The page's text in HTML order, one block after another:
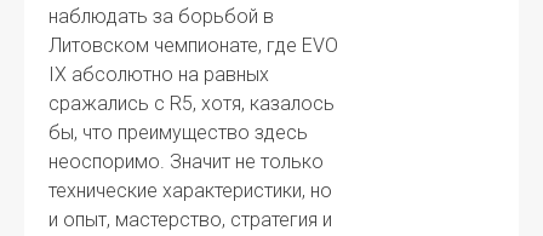
наблюдать за борьбой в
Литовском чемпионате, где EVO
IX абсолютно на равных
сражались с R5, хотя, казалось
бы, что преимущество здесь
неоспоримо. Значит не только
технические характеристики, но
и опыт, мастерство, стратегия и